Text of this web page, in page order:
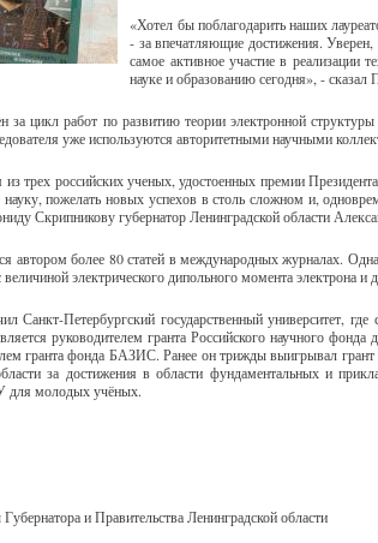
«Хотел бы поблагодарить наших
- за впечатляющие достижения.
самое активное участие в
науке и образованию сегодня», -
за цикл работ по развитию теории электронной
уже используются авторитетными научными
трех российских ученых, удостоенных премии
науку, пожелать новых успехов в столь сложном и,
Скрипникову губернатор Ленинградской области
автором более 80 статей в международных журналах.
электрического дипольного момента электрона
Санкт-Петербургский государственный университет,
руководителем гранта Российского научного
гранта фонда БАЗИС. Ранее он трижды выигрывал
за достижения в области фундаментальных и
для молодых учёных.
и Правительства Ленинградской области